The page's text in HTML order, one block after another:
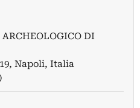
DI
Napoli, Italia